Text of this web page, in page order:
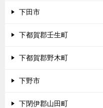
下田市
下都賀郡壬生町
下都賀郡野木町
下野市
下閉伊郡山田町